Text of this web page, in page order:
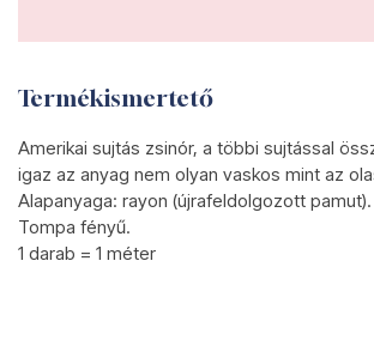
Termékismertető
Amerikai sujtás zsinór, a többi sujtással
igaz az anyag nem olyan vaskos mint az
Alapanyaga: rayon (újrafeldolgozott pamut).
Tompa fényű.
1 darab = 1 méter